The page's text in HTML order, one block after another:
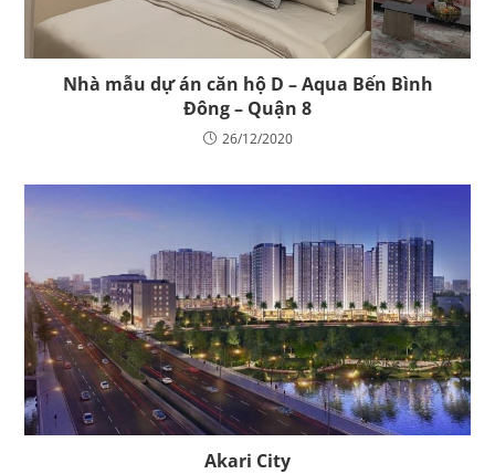
Nhà mẫu dự án căn hộ D – Aqua Bến Bình
Đông – Quận 8
26/12/2020
Akari City